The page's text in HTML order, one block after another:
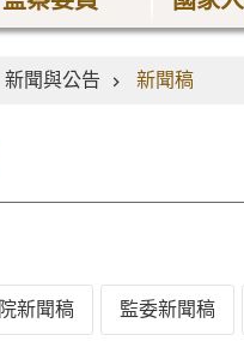
新聞與公告 新聞稿
院新聞稿 監委新聞稿